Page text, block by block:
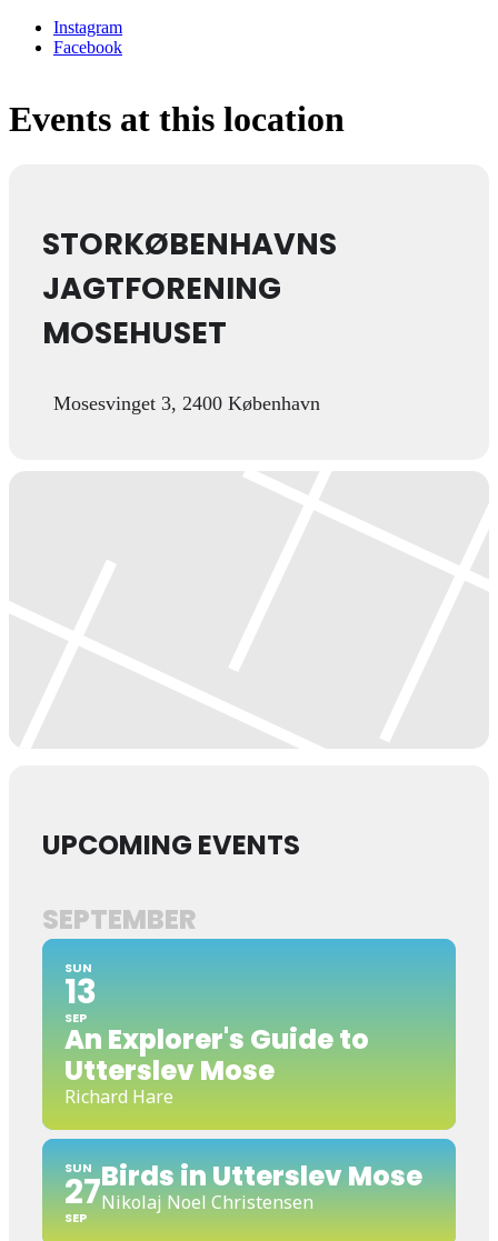
Instagram
Facebook
Events at this location
STORKØBENHAVNS
JAGTFORENING
MOSEHUSET
Mosesvinget 3, 2400 København
UPCOMING EVENTS
SEPTEMBER
SUN
13
SEP
An Explorer's Guide to
Utterslev Mose
Richard Hare
SUN
27
SEP
Birds in Utterslev Mose
Nikolaj Noel Christensen